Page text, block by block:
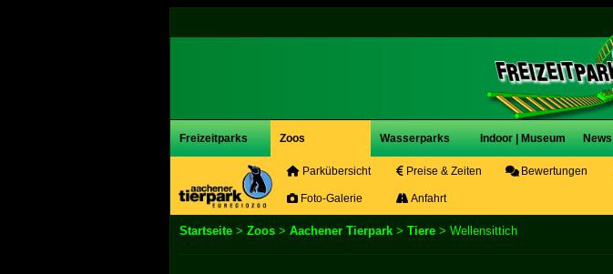
Freizeitparks Zoos Wasserparks Indoor | Museum News
Parkübersicht Preise & Zeiten Bewertungen
Foto-Galerie Anfahrt
Startseite > Zoos > Aachener Tierpark > Tiere > Wellensittich